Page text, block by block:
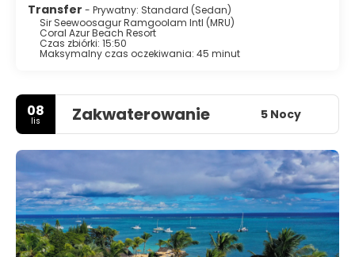
Transfer - Prywatny: Standard (Sedan)
Sir Seewoosagur Ramgoolam Intl (MRU)
Coral Azur Beach Resort
Czas zbiórki: 15:50
Maksymalny czas oczekiwania: 45 minut
08
lis Zakwaterowanie 5 Nocy